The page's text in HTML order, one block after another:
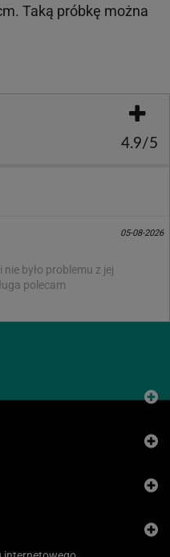
Taką próbkę można
4.9/5
05-08-2026
było problemu z jej
polecam